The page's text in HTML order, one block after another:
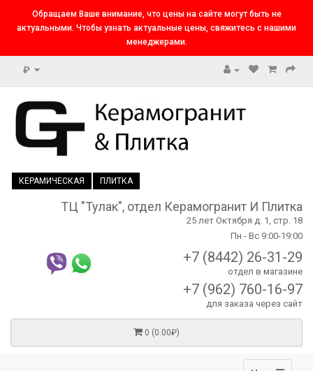
Обращаем Ваше внимание, что цены на сайте могут быть не
актуальными. Чтобы узнать актуальные цены, свяжитесь с нашими
менеджерами.
₽
КЕРАМИЧЕСКАЯ ПЛИТКА
ТЦ "Тулак", отдел Керамогранит И Плитка
25 лет Октября д. 1, стр. 18
Пн - Вс 9:00-19:00
+7 (8442) 26-31-29
отдел в магазине
+7 (962) 760-16-97
для заказа через сайт
0 (0.00₽)